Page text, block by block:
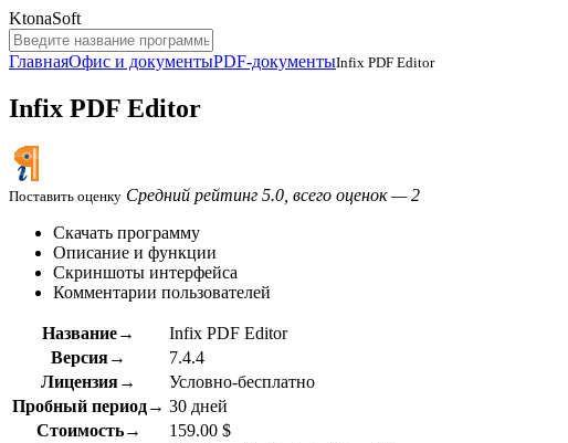
KtonaSoft
ГлавнаяОфис и документыPDF-документыInfix PDF Editor
Infix PDF Editor
Поставить оценку Средний рейтинг 5.0, всего оценок — 2
Скачать программу
Описание и функции
Скриншоты интерфейса
Комментарии пользователей
Название→
Infix PDF Editor
Версия→
7.4.4
Лицензия→
Условно-бесплатно
Пробный период→ 30 дней
Стоимость→
159.00 $